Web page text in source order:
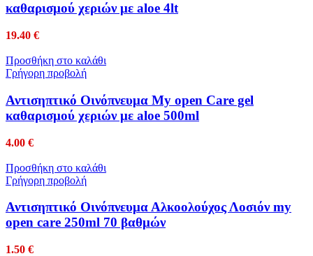
καθαρισμού χεριών με aloe 4lt
19.40 €
Προσθήκη στο καλάθι
Γρήγορη προβολή
Αντισηπτικό Οινόπνευμα My open Care gel
καθαρισμού χεριών με aloe 500ml
4.00 €
Προσθήκη στο καλάθι
Γρήγορη προβολή
Αντισηπτικό Οινόπνευμα Αλκοολούχος Λοσιόν my
open care 250ml 70 βαθμών
1.50 €